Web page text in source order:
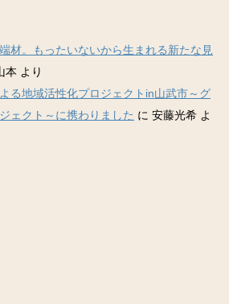
材。もったいないから生まれる新たな見
本 より
る地域活性化プロジェクトin山武市～グ
ェクト～に携わりました に 安藤光希 よ